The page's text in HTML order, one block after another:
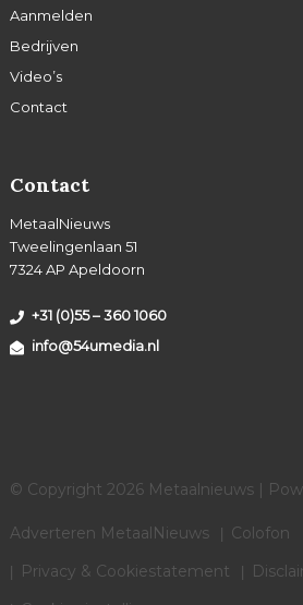
Aanmelden
Bedrijven
Video’s
Contact
Contact
MetaalNieuws
Tweelingenlaan 51
7324 AP Apeldoorn
+31 (0)55 – 360 1060
info@54umedia.nl
© Copyright 2026 Metaalnieuws |
Adverteren MetaalNieuws
Colofon
Privacy & Cookiestatement